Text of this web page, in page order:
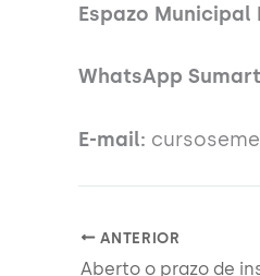
Espazo Municipal
WhatsApp
E-mail:
ANTERIOR